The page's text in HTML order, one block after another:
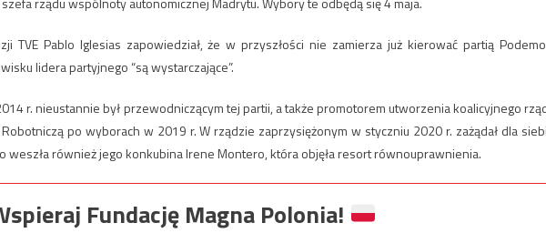
TVE Pablo Iglesias zapowiedział, że w przyszłości nie zamierza już kierować partią
lidera partyjnego “są wystarczające”.
r. nieustannie był przewodniczącym tej partii, a także promotorem utworzenia koalicyjnego
po wyborach w 2019 r. W rządzie zaprzysiężonym w styczniu 2020 r. zażądał dla
weszła również jego konkubina Irene Montero, która objęła resort równouprawnienia.
Fundację Magna Polonia!